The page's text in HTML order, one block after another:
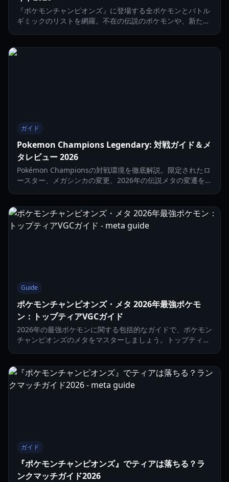
『ポケモンチャンピオンズ』に登場する全ポケモンとバトル
ギミックのリストを網羅。不在の伝説のポケモンや、新たな
ガイド
Pokemon Champions Legendary: 対戦ガイド＆メ
タレビュー 2026
Pokémon Championsの対戦環境を徹底解説。限定されたロ
ースター、メガシンカの変更、2026年の伝説メタの変遷を探
Guide
ポケモンチャンピオンズ・メタ 2026年最強ポケモ
ン：トップティアVGCガイド
2026年の最強ポケモンに関する包括的なガイドで、ポケモン
チャンピオンズのメタをマスターしましょう。トップティア
ガイド
『ポケモンチャンピオンズ』でティアは落ちる？ラ
ンクマッチガイド2026